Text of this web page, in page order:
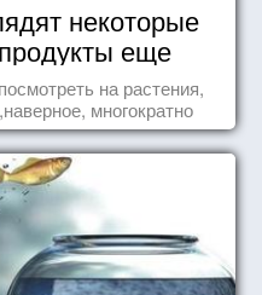
некоторые
еще
на растения,
многократно
не представляли
их в пищу.